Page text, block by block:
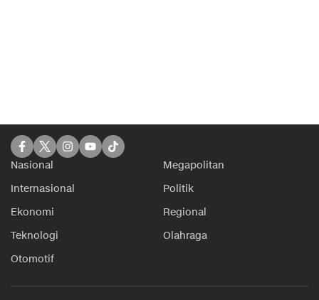
Nasional
Megapolitan
Internasional
Politik
Ekonomi
Regional
Teknologi
Olahraga
Otomotif